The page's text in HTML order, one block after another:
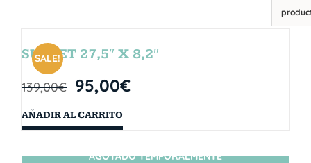
SALE!
SUNSET 27,5″ X 8,2″
139,00€ 95,00€
AÑADIR AL CARRITO
AGOTADO TEMPORALMENTE